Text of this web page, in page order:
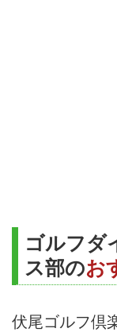
ゴルフダ
ス部のお
伏尾ゴルフ倶